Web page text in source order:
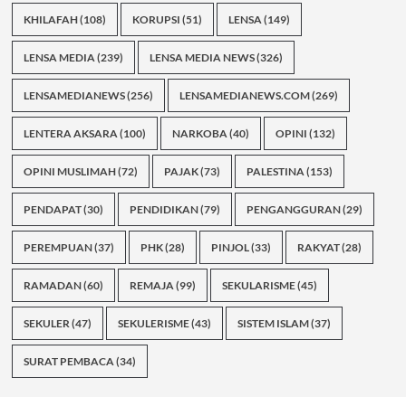
KHILAFAH(108) KORUPSI (51) LENSA(149)
LENSA MEDIA(239) LENSA MEDIA NEWS(326)
LENSAMEDIANEWS(256) LENSAMEDIANEWS.COM(269)
LENTERA AKSARA(100) NARKOBA(40) OPINI (132)
OPINI MUSLIMAH(72) PAJAK(73) PALESTINA(153)
PENDAPAT(30) PENDIDIKAN(79) PENGANGGURAN(29)
PEREMPUAN(37) PHK(28) PINJOL(33) RAKYAT(28)
RAMADAN(60) REMAJA(99) SEKULARISME(45)
SEKULER(47) SEKULERISME(43) SISTEM ISLAM(37)
SURAT PEMBACA(34)